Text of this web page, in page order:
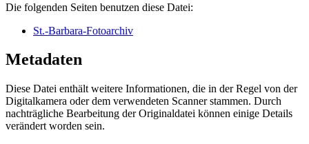
Die folgenden Seiten benutzen diese Datei:
St.-Barbara-Fotoarchiv
Metadaten
Diese Datei enthält weitere Informationen, die in der Regel von der
Digitalkamera oder dem verwendeten Scanner stammen. Durch
nachträgliche Bearbeitung der Originaldatei können einige Details
verändert worden sein.